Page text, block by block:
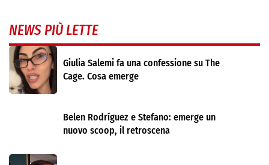
NEWS PIÙ LETTE
Giulia Salemi fa una confessione su The
Cage. Cosa emerge
Belen Rodríguez e Stefano: emerge un
nuovo scoop, il retroscena